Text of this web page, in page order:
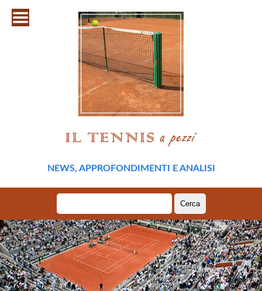
NEWS, APPROFONDIMENTI E ANALISI
per: